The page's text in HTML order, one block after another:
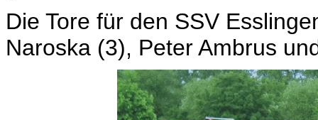
Die Tore für den SSV
Naroska (3), Peter Ambrus